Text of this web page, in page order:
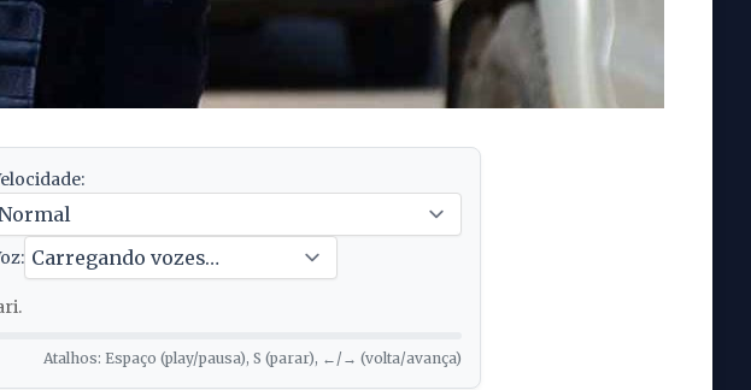
Atalhos: Espaço (play/pausa), S (parar), ←/→ (volta/avança)